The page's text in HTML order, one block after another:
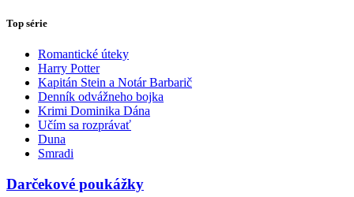
Top série
Romantické úteky
Harry Potter
Kapitán Stein a Notár Barbarič
Denník odvážneho bojka
Krimi Dominika Dána
Učím sa rozprávať
Duna
Smradi
Darčekové poukážky